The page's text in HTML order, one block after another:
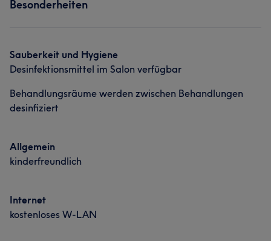
Was unsere Kunden über Evi sagen
Außergewöhnlich
Herzlich 6
Besonderheiten
Sauberkeit und Hygiene
Desinfektionsmittel im Salon verfügbar
Behandlungsräume werden zwischen Behandlungen
desinfiziert
Allgemein
kinderfreundlich
Internet
kostenloses W-LAN